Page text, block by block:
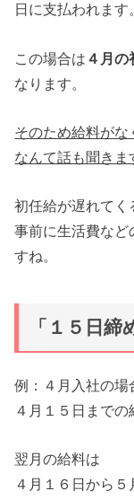
日に支払われます
この場合は ４月
なります。
そのため給料がな
なんて話も聞きま
初任給が遅れて
事前に生活費など
すね。
「１５日締
例：４月入社の場
４月１５日までの
翌月の給料は
４月１６日から